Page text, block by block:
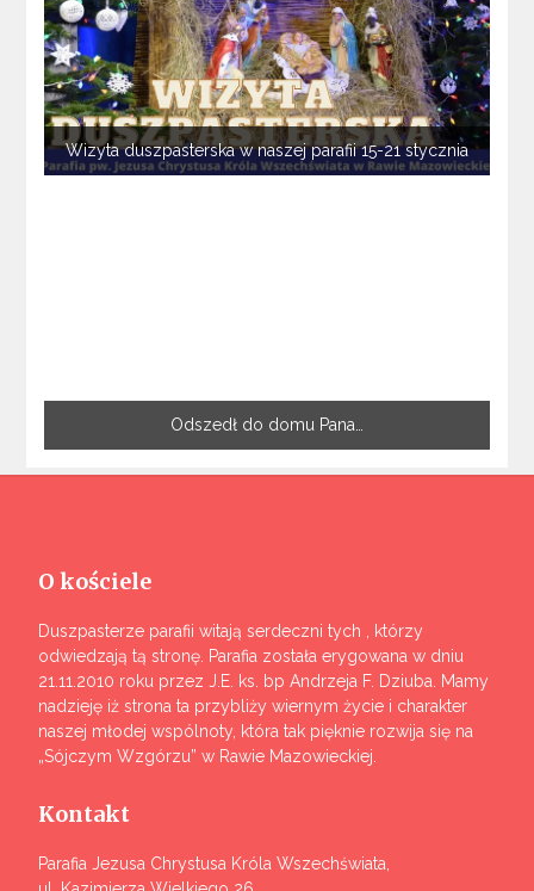
Wizyta duszpasterska w naszej parafii 15-21 stycznia
Odszedł do domu Pana…
O kościele
Duszpasterze parafii witają serdeczni tych , którzy
odwiedzają tą stronę. Parafia została erygowana w dniu
21.11.2010 roku przez J.E. ks. bp Andrzeja F. Dziuba. Mamy
nadzieję iż strona ta przybliży wiernym życie i charakter
naszej młodej wspólnoty, która tak pięknie rozwija się na
„Sójczym Wzgórzu” w Rawie Mazowieckiej.
Kontakt
Parafia Jezusa Chrystusa Króla Wszechświata,